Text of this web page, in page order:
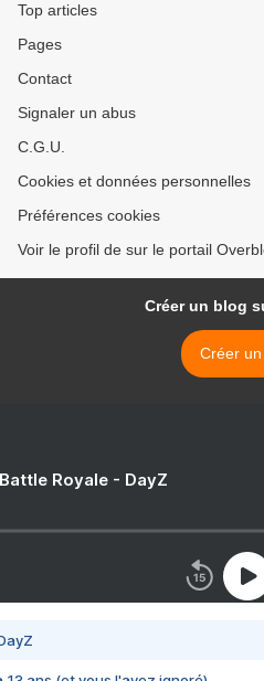
Top articles
Pages
Contact
Signaler un abus
C.G.U.
Cookies et données personnelles
Préférences cookies
Voir le profil de sur le portail
Créer un blog
Créer
Royale - DayZ